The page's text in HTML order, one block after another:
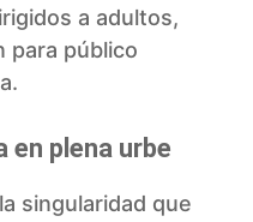
a adultos,
para público
en plena urbe
singularidad que